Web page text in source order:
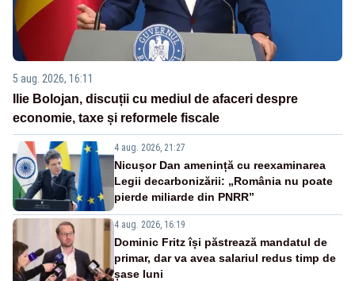
5 aug. 2026, 16:11
Ilie Bolojan, discuții cu mediul de afaceri despre
economie, taxe și reformele fiscale
4 aug. 2026, 21:27
Nicușor Dan amenință cu reexaminarea
Legii decarbonizării: „România nu poate
pierde miliarde din PNRR”
4 aug. 2026, 16:19
Dominic Fritz își păstrează mandatul de
primar, dar va avea salariul redus timp de
șase luni